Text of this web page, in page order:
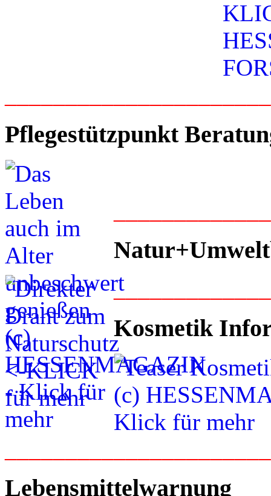
Pflegestützpunkt
Kosmetik
Lebensmittelwarnung